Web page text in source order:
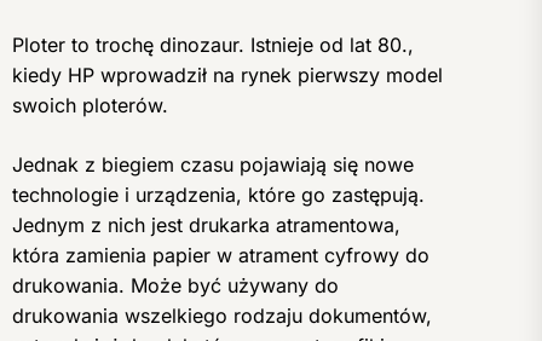
Ploter to trochę dinozaur. Istnieje od lat 80.,
kiedy HP wprowadził na rynek pierwszy model
swoich ploterów.
Jednak z biegiem czasu pojawiają się nowe
technologie i urządzenia, które go zastępują.
Jednym z nich jest drukarka atramentowa,
która zamienia papier w atrament cyfrowy do
drukowania. Może być używany do
drukowania wszelkiego rodzaju dokumentów,